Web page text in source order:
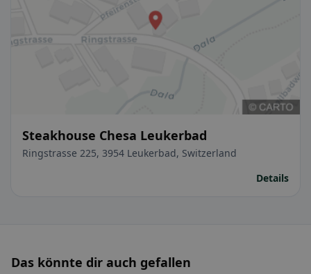
Steakhouse Chesa Leukerbad
Ringstrasse 225, 3954 Leukerbad, Switzerland
Details
Das könnte dir auch gefallen